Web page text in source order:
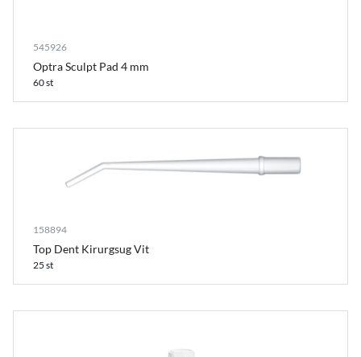
545926
Optra Sculpt Pad 4 mm
60 st
158894
Top Dent Kirurgsug Vit
25 st